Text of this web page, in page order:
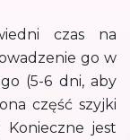
czas na
go w
(5-6 dni, aby
część szyjki
Konieczne jest